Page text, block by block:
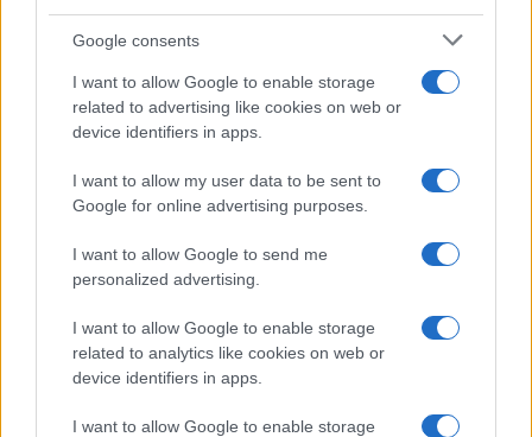
Google consents
I want to allow Google to enable storage
related to advertising like cookies on web or
device identifiers in apps.
I want to allow my user data to be sent to
Google for online advertising purposes.
I want to allow Google to send me
personalized advertising.
I want to allow Google to enable storage
related to analytics like cookies on web or
device identifiers in apps.
I want to allow Google to enable storage
Ακολουθείστε το iPaideia.gr στο Google News
στοiPaideia.gr